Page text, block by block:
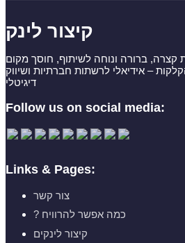
קיצור לינק
קצרה, ברורה ונוחה לשיתוף, חוסך מקום
– אידיאלי לרשתות חברתיות ושיווק
דיגיטלי
Follow us on social media:
Links & Pages:
צור קשר
? כמה אפשר להרוויח
קיצור לינקים